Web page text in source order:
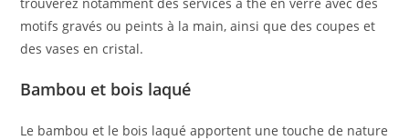
motifs gravés ou peints à la main, ainsi que des coupes et
des vases en cristal.
Bambou et bois laqué
Le bambou et le bois laqué apportent une touche de nature